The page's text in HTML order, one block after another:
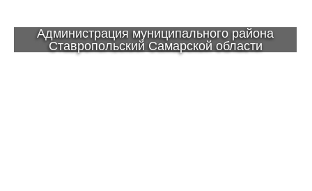
Администрация муниципального района
Ставропольский Самарской области